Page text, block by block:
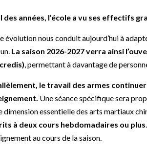
des années, l’école a vu ses effectifs
évolution nous conduit aujourd’hui à
La saison 2026-2027 verra ainsi
, permettant à davantage de
le travail des armes
Une séance spécifique sera
dimension essentielle des arts martiaux
à deux cours hebdomadaires ou plus
au cours de la saison.